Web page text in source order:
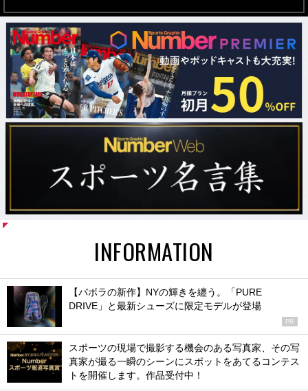
INFORMATION
【バボラの新作】NYの輝きを纏う。「PURE
DRIVE」と最新シューズに限定モデルが登場
PR
スポーツの現場で撮影する機会のある写真家、その写
真家が撮る一瞬のシーンにスポットをあてるコンテス
トを開催します。作品受付中！